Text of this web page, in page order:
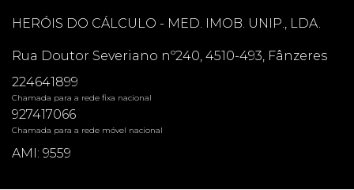
HERÓIS DO CÁLCULO - MED. IMOB. UNIP., LDA.
Rua Doutor Severiano nº240, 4510-493, Fânzeres
224641899
Chamada para a rede fixa nacional
927417066
Chamada para a rede móvel nacional
AMI: 9559